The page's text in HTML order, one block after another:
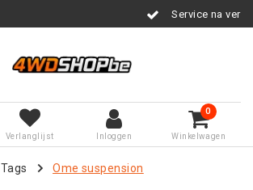
Service na verkoop
Verlanglijst Inloggen
0
Winkelwagen
Tags Ome suspension